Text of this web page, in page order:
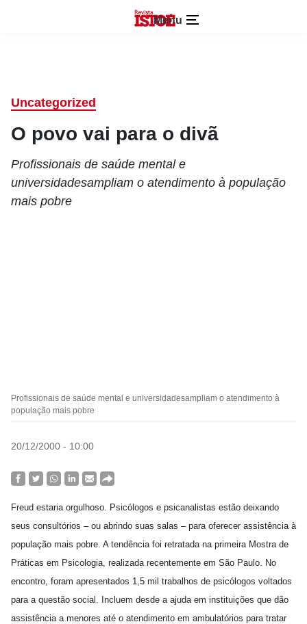
Menu
Uncategorized
O povo vai para o divã
Profissionais de saúde mental e
universidadesampliam o atendimento à população
mais pobre
Profissionais de saúde mental e universidadesampliam o atendimento à
população mais pobre
20/12/2000 - 10:00
Freud estaria orgulhoso. Psicólogos e psicanalistas estão deixando
seus consultórios – ou abrindo suas salas – para oferecer assistência à
população mais pobre. A tendência foi retratada na primeira Mostra de
Práticas em Psicologia, realizada recentemente em São Paulo. No
encontro, foram apresentados 1,5 mil trabalhos de psicólogos voltados
para a questão social. Incluem desde a ajuda em instituições que dão
assistência a menores até o atendimento em ambulatórios para tratar